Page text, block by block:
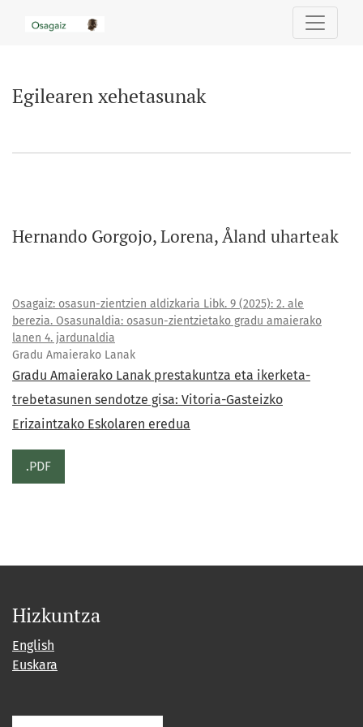
Egilearen xehetasunak
Hernando Gorgojo, Lorena, Åland uharteak
Osagaiz: osasun-zientzien aldizkaria Libk. 9 (2025): 2. ale
berezia. Osasunaldia: osasun-zientzietako gradu amaierako
lanen 4. jardunaldia
Gradu Amaierako Lanak
Gradu Amaierako Lanak prestakuntza eta ikerketa-
trebetasunen sendotze gisa: Vitoria-Gasteizko
Erizaintzako Eskolaren eredua
.PDF
Hizkuntza
English
Euskara